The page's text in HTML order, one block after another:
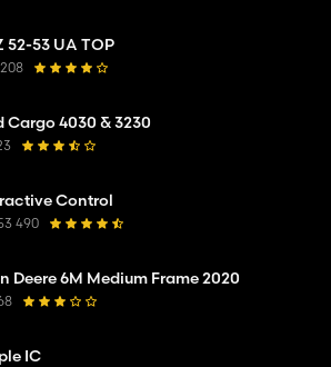
52-53 UA TOP
Cargo 4030 & 3230
Control
490
Deere 6M Medium Frame 2020
IC